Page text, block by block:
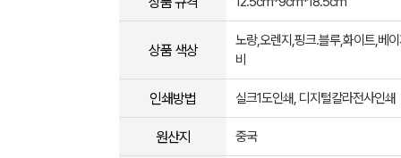
상품 색상
노랑,오렌지,핑크.블루,화이트,베
비
인쇄방법 실크1도인쇄, 디지털칼라전사인쇄
원산지 중국